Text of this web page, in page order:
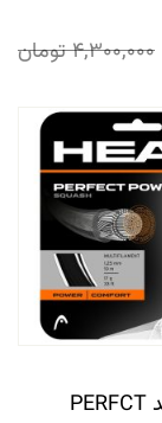
4,300,000تومان
استرینگ هد PERFCT